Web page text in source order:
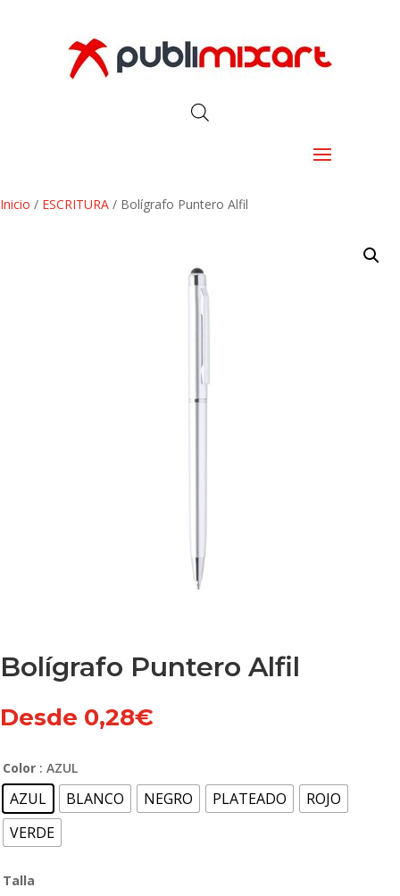
Inicio / ESCRITURA / Bolígrafo Puntero Alfil
Bolígrafo Puntero Alfil
Desde 0,28€
Color : AZUL
AZUL BLANCO NEGRO PLATEADO
ROJO
VERDE
Talla